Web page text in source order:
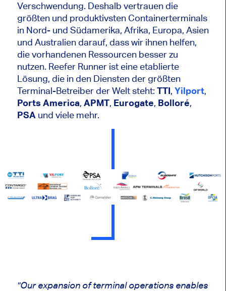
Verschwendung. Deshalb vertrauen die
größten und produktivsten Containerterminals
in Nord- und Südamerika, Afrika, Europa, Asien
und Australien darauf, dass wir ihnen helfen,
die vorhandenen Ressourcen besser zu
nutzen. Reefer Runner ist eine etablierte
Lösung, die in den Diensten der größten
Terminal-Betreiber der Welt steht: TTI, Yilport,
Ports America, APMT, Eurogate, Bolloré,
PSAund viele mehr.
"Our expansion of terminal operations enables